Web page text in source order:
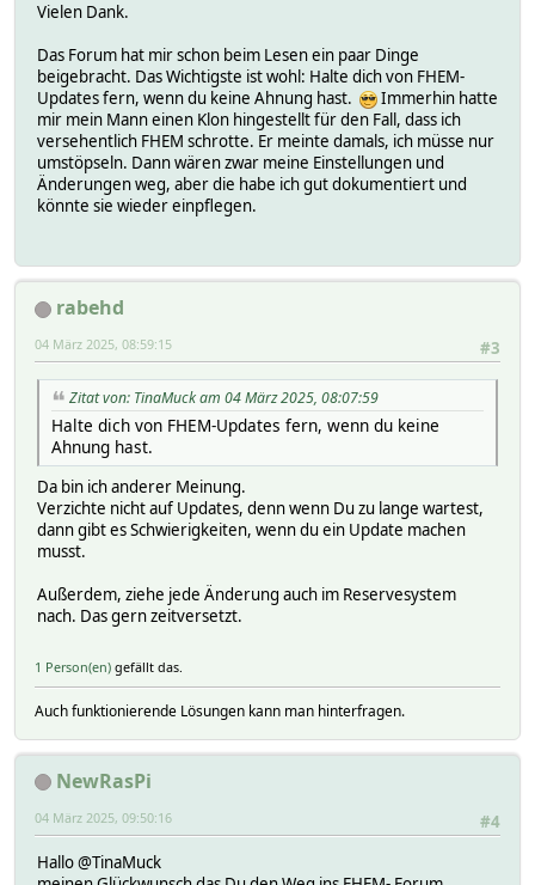
Vielen Dank.
Das Forum hat mir schon beim Lesen ein paar Dinge
beigebracht. Das Wichtigste ist wohl: Halte dich von FHEM-
Updates fern, wenn du keine Ahnung hast.
Immerhin hatte
mir mein Mann einen Klon hingestellt für den Fall, dass ich
versehentlich FHEM schrotte. Er meinte damals, ich müsse nur
umstöpseln. Dann wären zwar meine Einstellungen und
Änderungen weg, aber die habe ich gut dokumentiert und
könnte sie wieder einpflegen.
rabehd
#3
04 März 2025, 08:59:15
Zitat von: TinaMuck am 04 März 2025, 08:07:59
Halte dich von FHEM-Updates fern, wenn du keine
Ahnung hast.
Da bin ich anderer Meinung.
Verzichte nicht auf Updates, denn wenn Du zu lange wartest,
dann gibt es Schwierigkeiten, wenn du ein Update machen
musst.
Außerdem, ziehe jede Änderung auch im Reservesystem
nach. Das gern zeitversetzt.
1 Person(en) gefällt das.
Auch funktionierende Lösungen kann man hinterfragen.
NewRasPi
#4
04 März 2025, 09:50:16
Hallo @TinaMuck